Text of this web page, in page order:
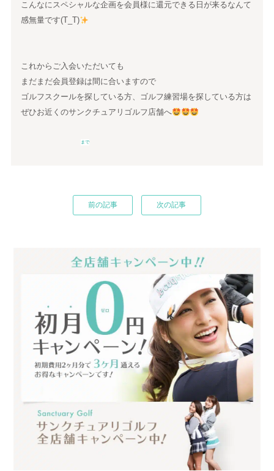
こんなにスペシャルな企画を会員様に還元できる日が来るなんて
感無量です(T_T)
これからご入会いただいても
まだまだ会員登録は間に合いますので
ゴルフスクールを探している方、ゴルフ練習場を探している方は
ぜひお近くのサンクチュアリゴルフ店舗へ
前の記事 次の記事
まで